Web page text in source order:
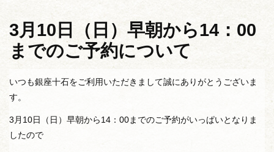
3月10日（日）早朝から14：00
までのご予約について
いつも銀座十石をご利用いただきまして誠にありがとうございま
す。
3月10日（日）早朝から14：00までのご予約がいっぱいとなりま
したので